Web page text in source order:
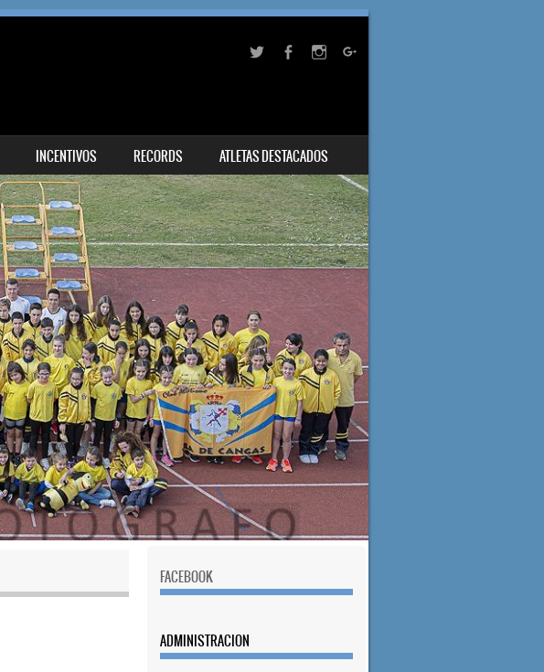
INCENTIVOS RECORDS ATLETAS DESTACADOS
FACEBOOK
ADMINISTRACION